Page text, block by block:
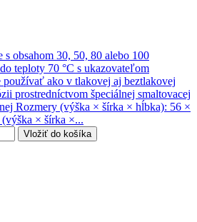
obsahom 30, 50, 80 alebo 100
teploty 70 °C s ukazovateľom
používať ako v tlakovej aj beztlakovej
prostredníctvom špeciálnej smaltovacej
Rozmery (výška × šírka × hĺbka): 56 ×
× šírka ×...
Vložiť do košíka